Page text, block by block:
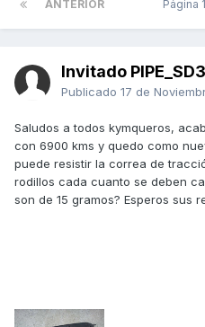
ANTERIOR Página
Invitado
Publicado 17 de
Saludos a todos kymqueros,
con 6900 kms y quedo como
puede resistir la correa de
rodillos cada cuanto se deben
son de 15 gramos? Esperos sus